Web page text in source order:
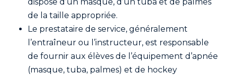
de la taille appropriée.
Le prestataire de service, généralement
l’entraîneur ou l’instructeur, est responsable
de fournir aux élèves de l’équipement d’apnée
(masque, tuba, palmes) et de hockey